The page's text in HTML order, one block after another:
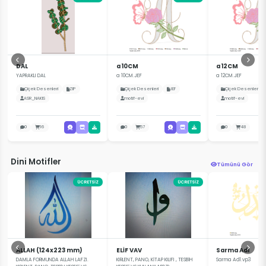
DAL
YAPRAKLI DAL
Çiçek Desenleri
ZIP
ASR_NAKIS
0 16
a 10CM
a 10CM.JEF
Çiçek Desenleri
JEF
motif-evi
0 57
a 12CM
a 12CM.JEF
Çiçek Desenleri
motif-evi
0 48
Dini Motifler Tümünü Gör
ÜCRETSİZ
ALLAH (124x223 mm)
DAMLA FORMUNDA ALLAH LAFZI.
ÜCRETSİZ
ELİF VAV
KIRLENT, PANO, KİTAP KILIFI , TESBİH
Sarma Adl
Sarma Adl.vp3